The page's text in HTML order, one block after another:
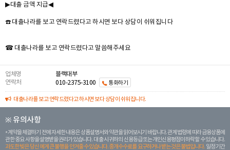
▶대출 금액 지급◀
☎️ 대출나라를 보고 연락드렸다고 하시면 보다 상담이 쉬워집니다
☎ 대출나라를 보고 연락드렸다고 말씀해주세요
업체명
블랙대부
연락처
010-2375-3100 통화하기
대출나라를 보고 연락드렸다고 하시면 보다 상담이 쉬워집니다.
※ 유의사항
계약을 체결하기 전에 자세한 내용은 상품설명서와 약관을 읽어보시기 바랍니다. 관계 법령에 따라 금융상품에
관한 중요 사항을 설명받을 권리가 있습니다. 대 출 시 귀하의 신용등급 또는 개인신용평점이 하락할 수 있습니다.
과도한 빚은 당신 에게 큰 불행을 안겨줄 수 있습니다. 중개수수료를 요구하거나 받는 것은 불법입니다. 일정 기간